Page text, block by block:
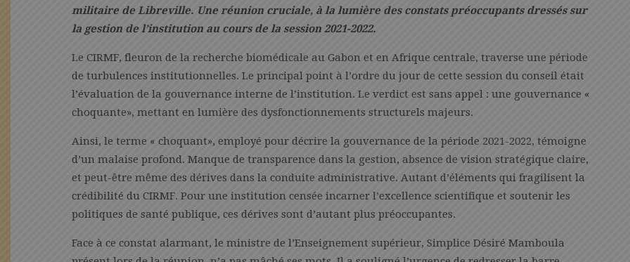
militaire de Libreville. Une réunion cruciale, à la lumière des constats préoccupants dressés sur
la gestion de l’institution au cours de la session 2021-2022.
Le CIRMF, fleuron de la recherche biomédicale au Gabon et en Afrique centrale, traverse une période
de turbulences institutionnelles. Le principal point à l’ordre du jour de cette session du conseil était
l’évaluation de la gouvernance interne de l’institution. Le verdict est sans appel : une gouvernance «
choquante», mettant en lumière des dysfonctionnements structurels majeurs.
Ainsi, le terme « choquant», employé pour décrire la gouvernance de la période 2021-2022, témoigne
d’un malaise profond. Manque de transparence dans la gestion, absence de vision stratégique claire,
et peut-être même des dérives dans la conduite administrative. Autant d’éléments qui fragilisent la
crédibilité du CIRMF. Pour une institution censée incarner l’excellence scientifique et soutenir les
politiques de santé publique, ces dérives sont d’autant plus préoccupantes.
Face à ce constat alarmant, le ministre de l’Enseignement supérieur, Simplice Désiré Mamboula